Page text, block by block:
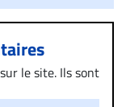
le site. Ils sont